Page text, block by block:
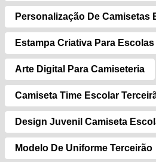
Personalização De Camisetas
Estampa Criativa Para Escolas
Arte Digital Para Camiseteria
Camiseta Time Escolar
Design Juvenil Camiseta
Modelo De Uniforme Terceirão